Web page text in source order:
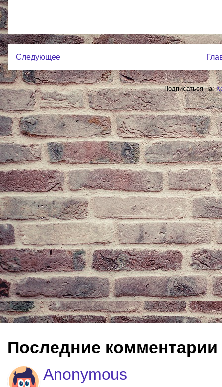
Следующее
Подписаться на:
Последние комментарии
Anonymous